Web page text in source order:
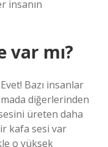
insanın
var mı?
Bazı insanlar
diğerlerinden
üreten daha
kafa sesi var
o yüksek